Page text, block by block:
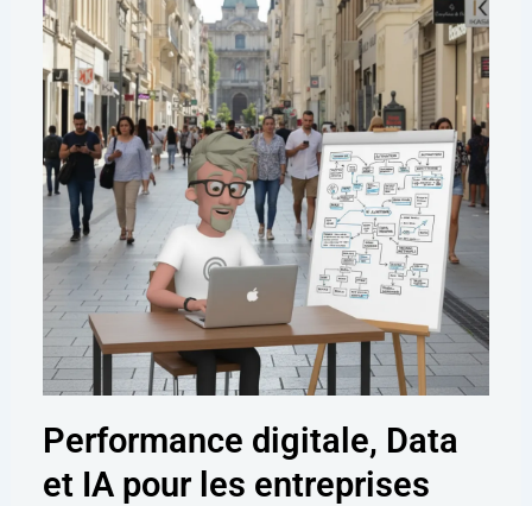
Performance digitale, Data
et IA pour les entreprises